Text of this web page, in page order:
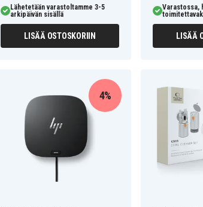
Lähetetään varastoltamme 3-5
arkipäivän sisällä
LISÄÄ OSTOSKORIIN
Varastossa,
LISÄÄ
4%